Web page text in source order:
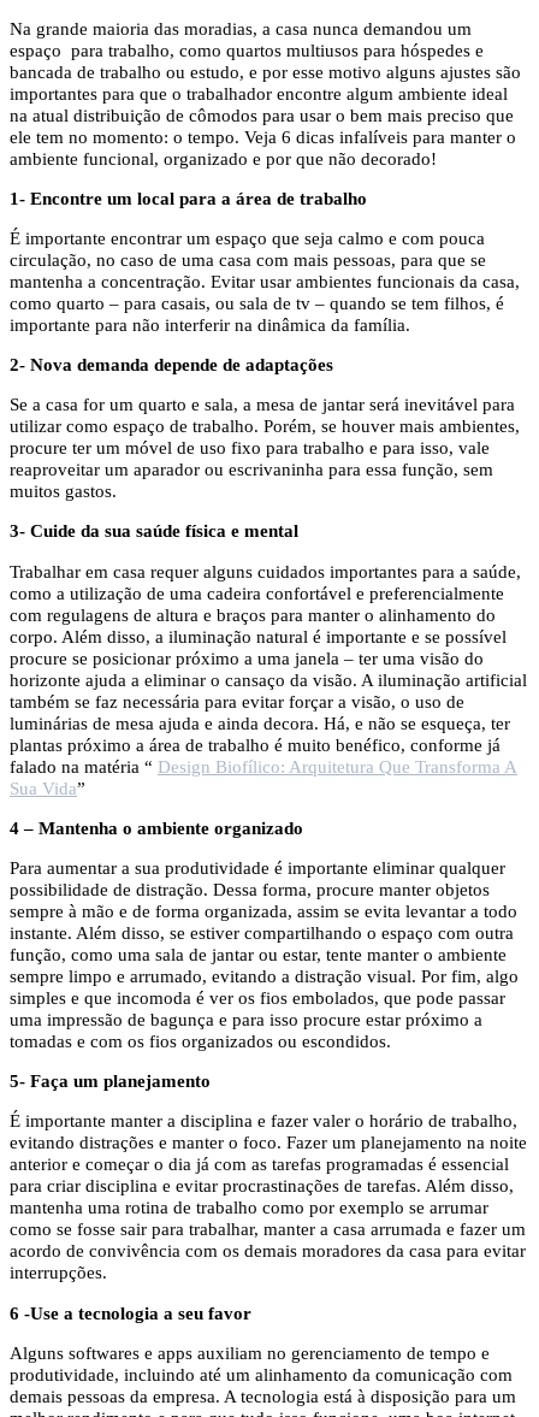
Na grande maioria das moradias, a casa nunca demandou um
espaço para trabalho, como quartos multiusos para hóspedes e
bancada de trabalho ou estudo, e por esse motivo alguns ajustes são
importantes para que o trabalhador encontre algum ambiente ideal
na atual distribuição de cômodos para usar o bem mais preciso que
ele tem no momento: o tempo. Veja 6 dicas infalíveis para manter o
ambiente funcional, organizado e por que não decorado!
1- Encontre um local para a área de trabalho
É importante encontrar um espaço que seja calmo e com pouca
circulação, no caso de uma casa com mais pessoas, para que se
mantenha a concentração. Evitar usar ambientes funcionais da casa,
como quarto – para casais, ou sala de tv – quando se tem filhos, é
importante para não interferir na dinâmica da família.
2- Nova demanda depende de adaptações
Se a casa for um quarto e sala, a mesa de jantar será inevitável para
utilizar como espaço de trabalho. Porém, se houver mais ambientes,
procure ter um móvel de uso fixo para trabalho e para isso, vale
reaproveitar um aparador ou escrivaninha para essa função, sem
muitos gastos.
3- Cuide da sua saúde física e mental
Trabalhar em casa requer alguns cuidados importantes para a saúde,
como a utilização de uma cadeira confortável e preferencialmente
com regulagens de altura e braços para manter o alinhamento do
corpo. Além disso, a iluminação natural é importante e se possível
procure se posicionar próximo a uma janela – ter uma visão do
horizonte ajuda a eliminar o cansaço da visão. A iluminação artificial
também se faz necessária para evitar forçar a visão, o uso de
luminárias de mesa ajuda e ainda decora. Há, e não se esqueça, ter
plantas próximo a área de trabalho é muito benéfico, conforme já
falado na matéria “ Design Biofílico: Arquitetura Que Transforma A
Sua Vida”
4 – Mantenha o ambiente organizado
Para aumentar a sua produtividade é importante eliminar qualquer
possibilidade de distração. Dessa forma, procure manter objetos
sempre à mão e de forma organizada, assim se evita levantar a todo
instante. Além disso, se estiver compartilhando o espaço com outra
função, como uma sala de jantar ou estar, tente manter o ambiente
sempre limpo e arrumado, evitando a distração visual. Por fim, algo
simples e que incomoda é ver os fios embolados, que pode passar
uma impressão de bagunça e para isso procure estar próximo a
tomadas e com os fios organizados ou escondidos.
5- Faça um planejamento
É importante manter a disciplina e fazer valer o horário de trabalho,
evitando distrações e manter o foco. Fazer um planejamento na noite
anterior e começar o dia já com as tarefas programadas é essencial
para criar disciplina e evitar procrastinações de tarefas. Além disso,
mantenha uma rotina de trabalho como por exemplo se arrumar
como se fosse sair para trabalhar, manter a casa arrumada e fazer um
acordo de convivência com os demais moradores da casa para evitar
interrupções.
6 -Use a tecnologia a seu favor
Alguns softwares e apps auxiliam no gerenciamento de tempo e
produtividade, incluindo até um alinhamento da comunicação com
demais pessoas da empresa. A tecnologia está à disposição para um